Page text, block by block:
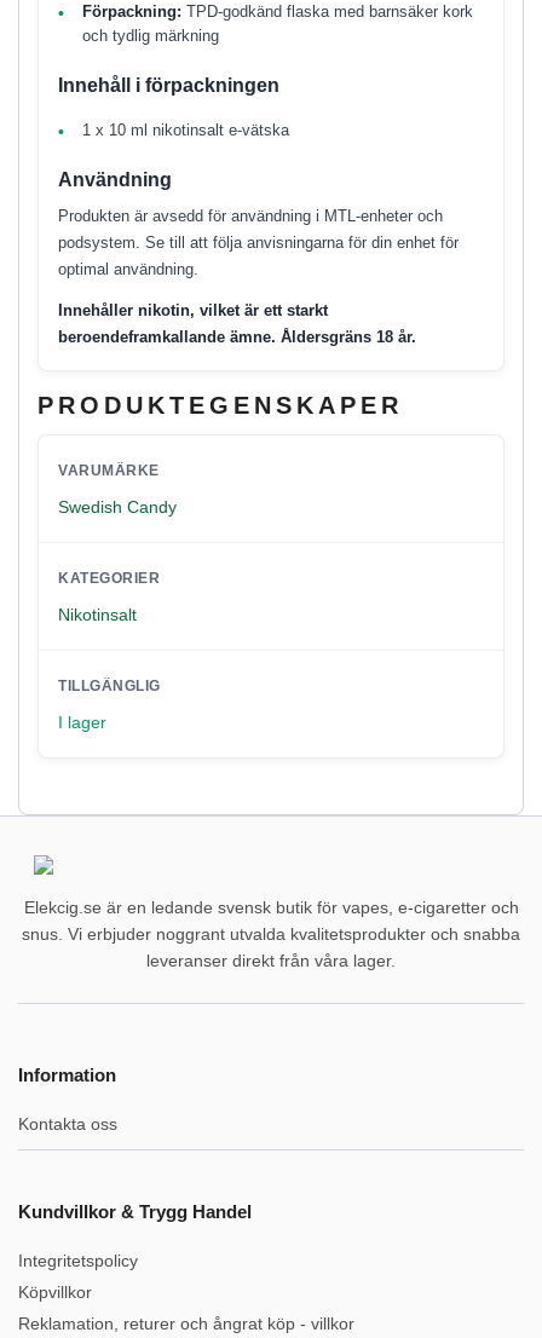
Förpackning: TPD-godkänd flaska med barnsäker kork
och tydlig märkning
Innehåll i förpackningen
1 x 10 ml nikotinsalt e-vätska
Användning
Produkten är avsedd för användning i MTL-enheter och
podsystem. Se till att följa anvisningarna för din enhet för
optimal användning.
Innehåller nikotin, vilket är ett starkt
beroendeframkallande ämne. Åldersgräns 18 år.
PRODUKTEGENSKAPER
VARUMÄRKE
Swedish Candy
KATEGORIER
Nikotinsalt
TILLGÄNGLIG
I lager
Elekcig.se är en ledande svensk butik för vapes, e-cigaretter och
snus. Vi erbjuder noggrant utvalda kvalitetsprodukter och snabba
leveranser direkt från våra lager.
Information
Kontakta oss
Kundvillkor & Trygg Handel
Integritetspolicy
Köpvillkor
Reklamation, returer och ångrat köp - villkor